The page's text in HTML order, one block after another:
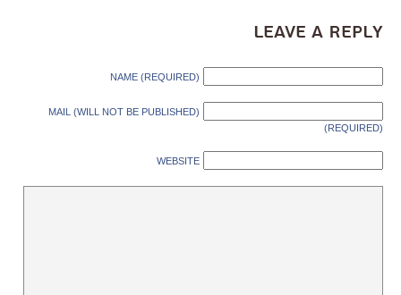
Leave a Reply
NAME (REQUIRED)
MAIL (WILL NOT BE PUBLISHED)
(REQUIRED)
WEBSITE